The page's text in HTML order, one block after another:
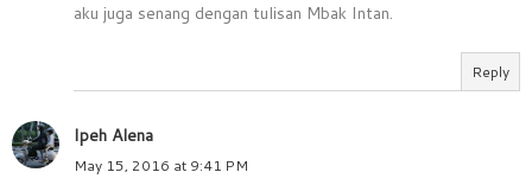
aku juga senang dengan tulisan Mbak Intan.
Reply
Ipeh Alena
May 15, 2016 at 9:41 PM